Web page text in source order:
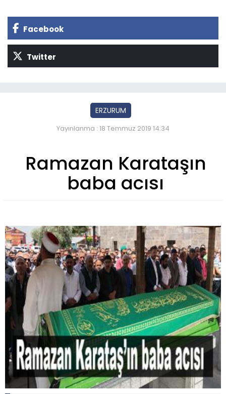
Facebook
Twitter
ERZURUM
Yayınlanma : 18 Temmuz 2019 14:34
Ramazan Karataşın
baba acısı